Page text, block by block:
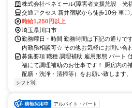
株式会社ベネミール(障害者支援施設 光
交通アクセス 新井宿駅から徒歩10分 車〇／バイク〇／自転車〇／公
共交通機関〇
時給1,250円以上
埼玉県川口市
勤務曜日・時間 勤務時間は下記の通り
内勤務相談可☆ その他お気軽にお問い合
募集要項 職種 調理補助 雇用形態 パート
福にて調理補助のお仕事です！ 厨房内の
配膳・洗浄・清掃等）をお願い致します
シフト制
アルバイト・パート